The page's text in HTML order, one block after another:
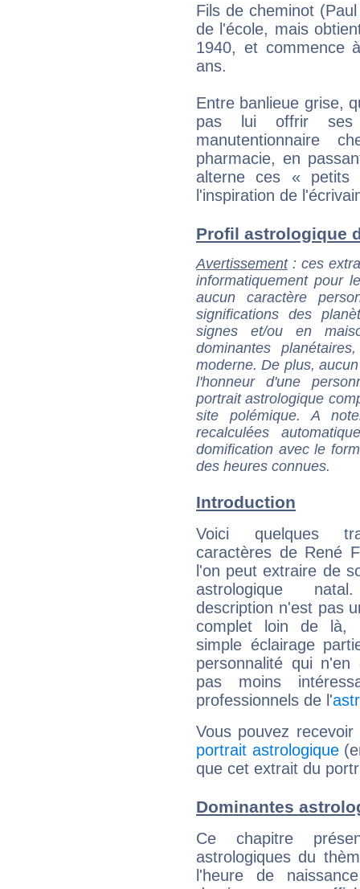
Fils de cheminot
de l'école, mais
1940, et commence
ans.
Entre banlieue grise,
pas lui offrir ses
manutentionnaire
pharmacie, en
alterne ces « petits
l'inspiration de
Profil astrologique
Avertissement: ces
informatiquement pour
aucun caractère
significations des
signes et/ou en
dominantes
moderne. De plus,
l'honneur d'une
portrait astrologique
site polémique. A
recalculées
domification avec le
des heures connues.
Introduction
Voici quelques
caractères de René
l'on peut extraire de
astrologique
description n'est pas
complet loin de là,
simple éclairage
personnalité qui n'en
pas moins
professionnels de l'
Vous pouvez
portrait astrologique
que cet extrait du
Dominantes
Ce chapitre
astrologiques du
l'heure de